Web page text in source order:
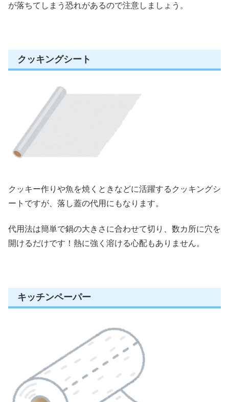
が落ちてしまう恐れがあるので注意しましょう。
クッキングシート
クッキー作りや魚を焼くときなどに活躍するクッキングシ
ートですが、落し蓋の代用にもなります。
代用法は簡単で鍋の大きさに合わせて切り、数カ所に穴を
開けるだけです！ 熱に強く溶ける心配もありません。
キッチンペーパー